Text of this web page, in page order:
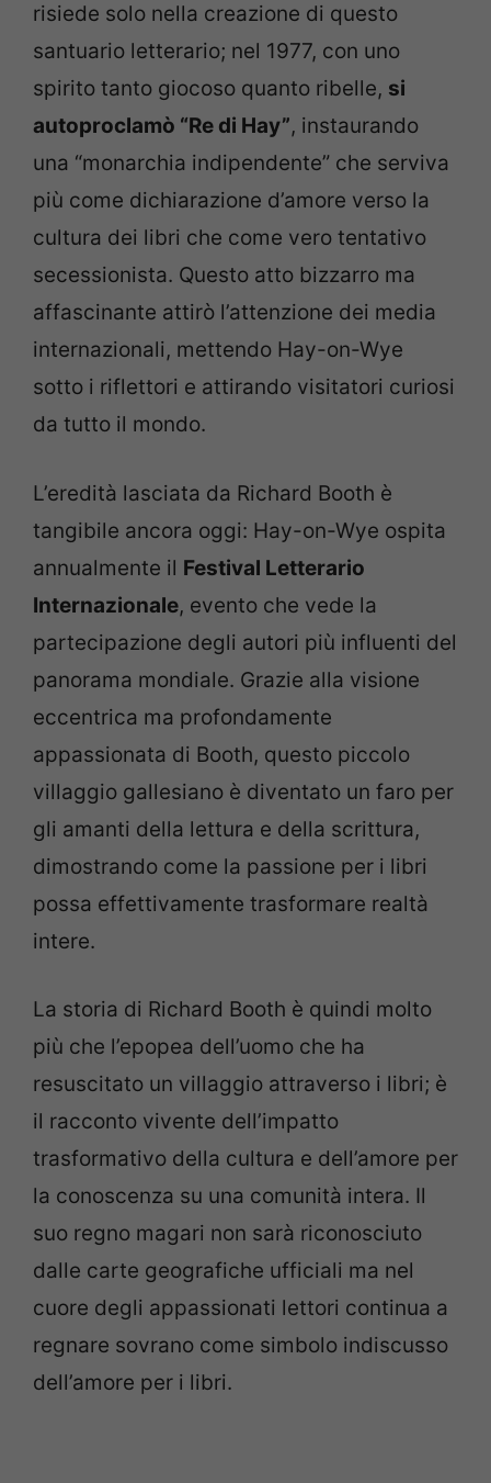
risiede solo nella creazione di questo
santuario letterario; nel 1977, con uno
spirito tanto giocoso quanto ribelle, si
autoproclamò “Re di Hay”, instaurando
una “monarchia indipendente” che serviva
più come dichiarazione d’amore verso la
cultura dei libri che come vero tentativo
secessionista. Questo atto bizzarro ma
affascinante attirò l’attenzione dei media
internazionali, mettendo Hay-on-Wye
sotto i riflettori e attirando visitatori curiosi
da tutto il mondo.
L’eredità lasciata da Richard Booth è
tangibile ancora oggi: Hay-on-Wye ospita
annualmente il Festival Letterario
Internazionale, evento che vede la
partecipazione degli autori più influenti del
panorama mondiale. Grazie alla visione
eccentrica ma profondamente
appassionata di Booth, questo piccolo
villaggio gallesiano è diventato un faro per
gli amanti della lettura e della scrittura,
dimostrando come la passione per i libri
possa effettivamente trasformare realtà
intere.
La storia di Richard Booth è quindi molto
più che l’epopea dell’uomo che ha
resuscitato un villaggio attraverso i libri; è
il racconto vivente dell’impatto
trasformativo della cultura e dell’amore per
la conoscenza su una comunità intera. Il
suo regno magari non sarà riconosciuto
dalle carte geografiche ufficiali ma nel
cuore degli appassionati lettori continua a
regnare sovrano come simbolo indiscusso
dell’amore per i libri.